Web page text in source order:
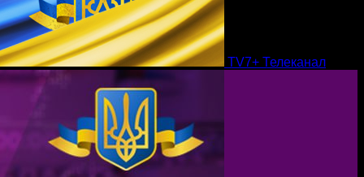
TV7+ Телеканал